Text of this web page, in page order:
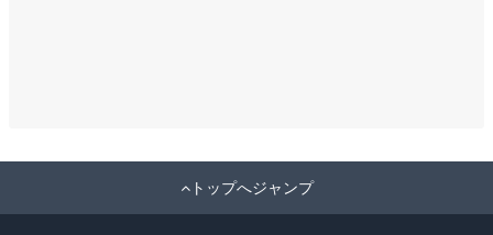
トップへジャンプ